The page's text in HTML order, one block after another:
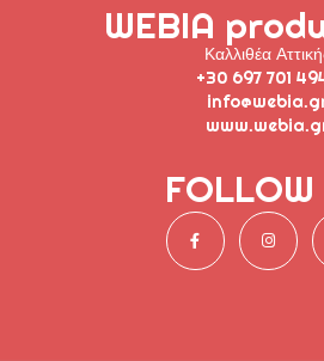
WEBIA
Καλλιθέα
+30 697 701
FOLLOW